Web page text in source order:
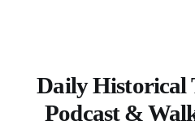
Daily Historical
Podcast &